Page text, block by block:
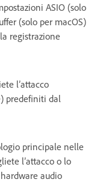
ASIO (solo
(solo per macOS)
registrazione
l’attacco
predefiniti dal
principale nelle
l’attacco o lo
audio